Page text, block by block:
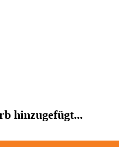
hinzugefügt...